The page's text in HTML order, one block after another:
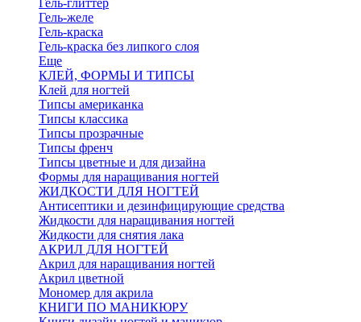
Гель-глиттер
Гель-желе
Гель-краска
Гель-краска без липкого слоя
Еще
КЛЕЙ, ФОРМЫ И ТИПСЫ
Клей для ногтей
Типсы американка
Типсы классика
Типсы прозрачные
Типсы френч
Типсы цветные и для дизайна
Формы для наращивания ногтей
ЖИДКОСТИ ДЛЯ НОГТЕЙ
Антисептики и дезинфицирующие средства
Жидкости для наращивания ногтей
Жидкости для снятия лака
АКРИЛ ДЛЯ НОГТЕЙ
Акрил для наращивания ногтей
Акрил цветной
Мономер для акрила
КНИГИ ПО МАНИКЮРУ